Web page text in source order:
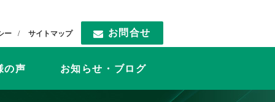
ー サイトマップ お問合せ
の声 お知らせ・ブログ